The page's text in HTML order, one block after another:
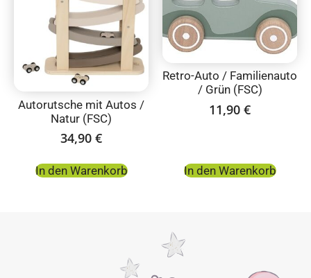
Autorutsche mit Autos /
Natur (FSC)
34,90 €
In den Warenkorb
Retro-Auto / Familienauto
/ Grün (FSC)
11,90 €
In den Warenkorb